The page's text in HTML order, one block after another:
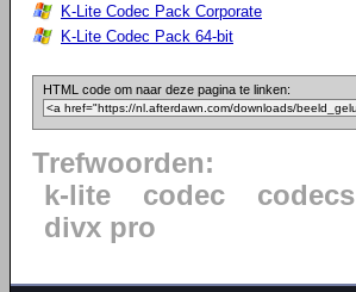
K-Lite Codec Pack Corporate
K-Lite Codec Pack 64-bit
HTML code om naar deze pagina te linken:
Trefwoorden:
k-lite
codec codecs
divx pro